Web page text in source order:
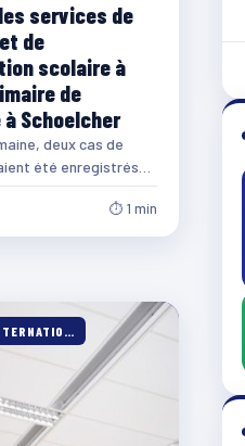
services de
de
scolaire à
de
Schoelcher
deux cas de
été enregistrés
de
⏱ 1 min
FRANCE & INTERNATIONALE